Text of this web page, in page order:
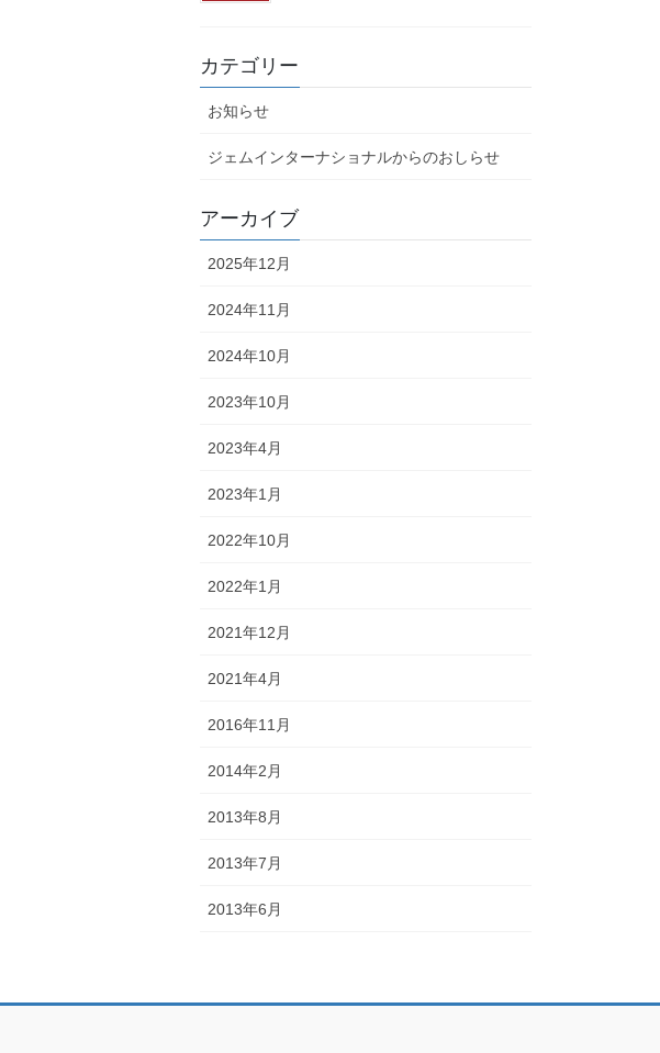
カテゴリー
お知らせ
ジェムインターナショナルからのおしらせ
アーカイブ
2025年12月
2024年11月
2024年10月
2023年10月
2023年4月
2023年1月
2022年10月
2022年1月
2021年12月
2021年4月
2016年11月
2014年2月
2013年8月
2013年7月
2013年6月